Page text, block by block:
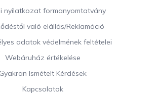
nyilatkozat formanyomtatvány
való elállás/Reklamáció
adatok védelmének feltételei
Webáruház értékelése
Gyakran Ismételt Kérdések
Kapcsolatok